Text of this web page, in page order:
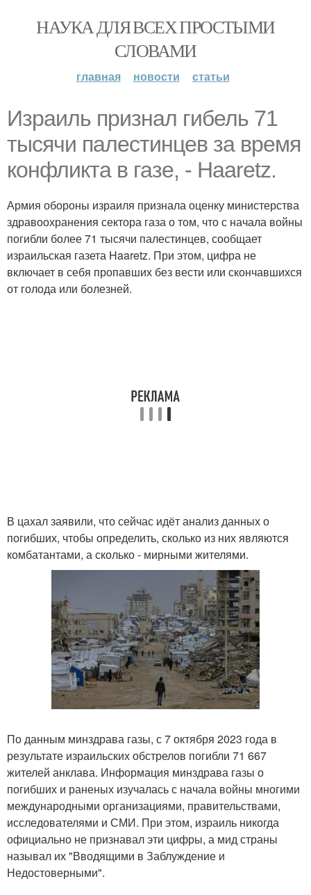
НАУКА ДЛЯ ВСЕХ ПРОСТЫМИ
СЛОВАМИ
главная новости статьи
Израиль признал гибель 71
тысячи палестинцев за время
конфликта в газе, - Haaretz.
Армия обороны израиля признала оценку министерства
здравоохранения сектора газа о том, что с начала войны
погибли более 71 тысячи палестинцев, сообщает
израильская газета Haaretz. При этом, цифра не
включает в себя пропавших без вести или скончавшихся
от голода или болезней.
В цахал заявили, что сейчас идёт анализ данных о
погибших, чтобы определить, сколько из них являются
комбатантами, а сколько - мирными жителями.
По данным минздрава газы, с 7 октября 2023 года в
результате израильских обстрелов погибли 71 667
жителей анклава. Информация минздрава газы о
погибших и раненых изучалась с начала войны многими
международными организациями, правительствами,
исследователями и СМИ. При этом, израиль никогда
официально не признавал эти цифры, а мид страны
называл их "Вводящими в Заблуждение и
Недостоверными".